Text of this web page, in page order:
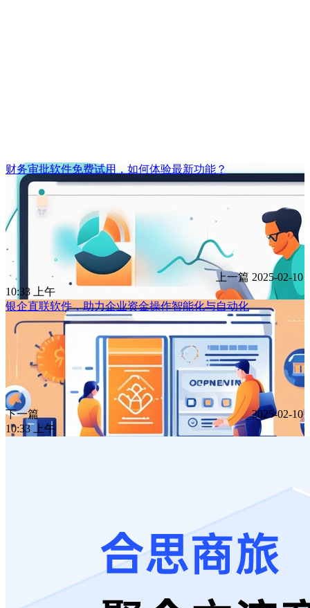
财务审批软件免费试用，如何体验最新功能？
上一篇 2025-02-10
10:33 上午
银企直联软件，助力企业资金操作智能化与自动化
下一篇
2025-02-10
10:33 上午